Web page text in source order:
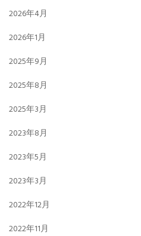
2026年4月
2026年1月
2025年9月
2025年8月
2025年3月
2023年8月
2023年5月
2023年3月
2022年12月
2022年11月